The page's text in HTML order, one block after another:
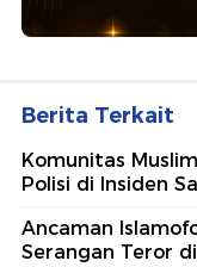
Berita Terkait
Komunitas
Polisi di Insiden
Ancaman
Serangan Teror